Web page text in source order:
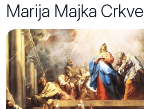
Marija Majka Crkve